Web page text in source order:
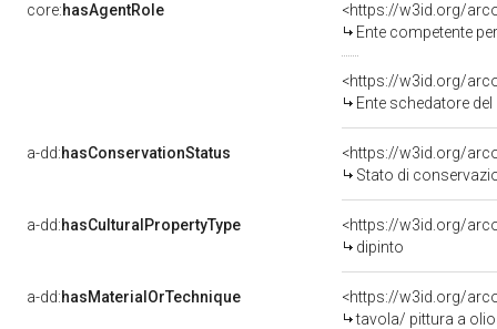
core:hasAgentRole
<https://w3id.org/
Ente competente per tutela del
<https://w3id.org/
Ente schedatore
a-dd:hasConservationStatus
<https://w3id.org/
Stato di
a-dd:hasCulturalPropertyType
<https://w3id.org/
dipinto
a-dd:hasMaterialOrTechnique
<https://w3id.org/
tavola/ pittura a olio